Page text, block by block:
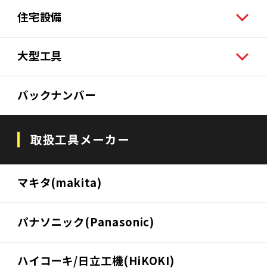
住宅設備
大型工具
バックナンバー
取扱工具メーカー
マキタ(makita)
パナソニック(Panasonic)
ハイコーキ/日立工機(HiKOKI)